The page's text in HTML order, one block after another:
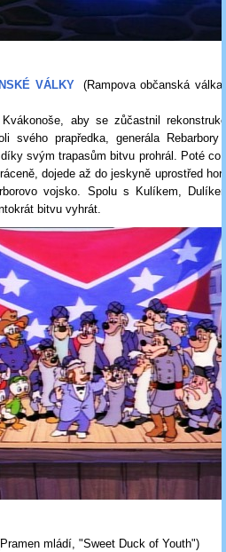
VÁLKY
(Rampova občanská
aby se zůčastnil
svého prapředka, generála Rebarbory
svým trapasům bitvu prohrál. Poté co
dojede až do jeskyně uprostřed
vojsko. Spolu s Kulíkem,
bitvu vyhrát.
mládí, "Sweet Duck of Youth")